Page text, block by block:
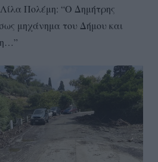
Πολέμη: “Ο Δημήτρης
μηχάνημα του Δήμου και